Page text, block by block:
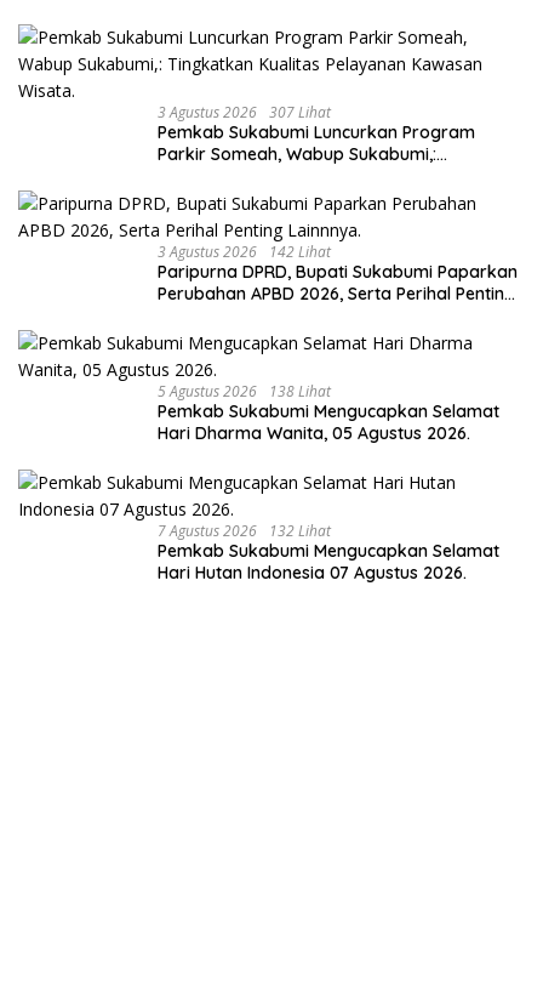
3 Agustus 2026 307 Lihat
Pemkab Sukabumi Luncurkan Program
Parkir Someah, Wabup Sukabumi,:
Wisata.
3 Agustus 2026 142 Lihat
Paripurna DPRD, Bupati Sukabumi Paparkan
Perubahan APBD 2026, Serta Perihal Penting
5 Agustus 2026 138 Lihat
Pemkab Sukabumi Mengucapkan Selamat
Hari Dharma Wanita, 05 Agustus 2026.
7 Agustus 2026 132 Lihat
Pemkab Sukabumi Mengucapkan Selamat
Hari Hutan Indonesia 07 Agustus 2026.